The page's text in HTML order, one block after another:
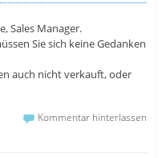
Sales Manager.
Sie sich keine Gedanken
auch nicht verkauft, oder
Kommentar hinterlassen